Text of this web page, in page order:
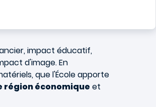
impact éducatif,
d'image. En
que l'École apporte
région économique et